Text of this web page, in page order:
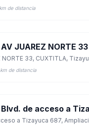
de distancia
JUAREZ NORTE 33
NORTE 33, CUXTITLA,
de distancia
de acceso a